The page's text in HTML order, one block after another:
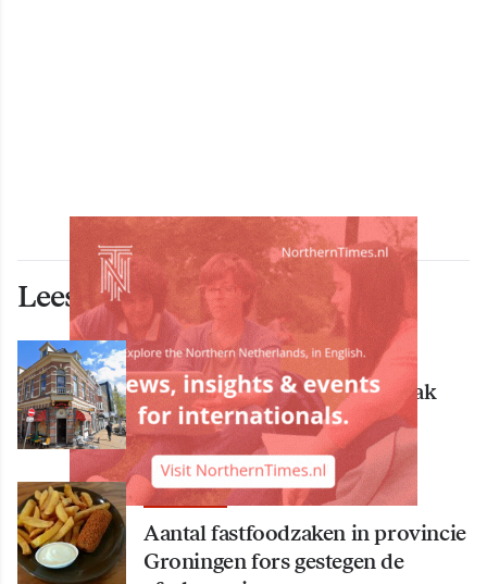
Lees ook deze artikelen
ECONOMIE
Bekende Groningse dönerzaak
Hasret failliet
ECONOMIE
Aantal fastfoodzaken in provincie
Groningen fors gestegen de